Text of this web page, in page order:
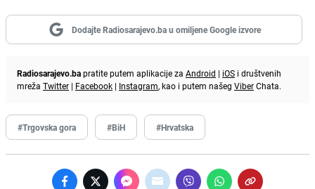
Dodajte Radiosarajevo.ba u omiljene Google izvore
Radiosarajevo.bapratite putem aplikacije za Android | iOS i društvenih
mreža Twitter | Facebook | Instagram, kao i putem našeg ViberChata.
#Trgovska gora #BiH #Hrvatska